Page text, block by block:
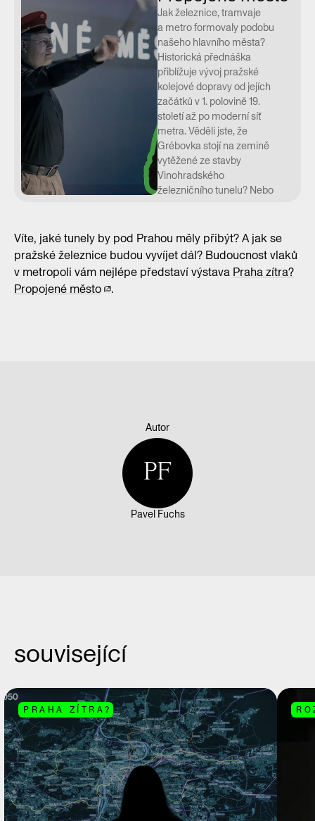
Jak železnice, tramvaje
a metro formovaly podobu
našeho hlavního města?
Historická přednáška
přiblížuje vývoj pražské
kolejové dopravy od jejích
začátků v 1. polovině 19.
století až po moderní síť
metra. Věděli jste, že
Grébovka stojí na zemině
vytěžené ze stavby
Vinohradského
železničního tunelu? Nebo
provází Marek Binko –
bývalý železničář
a současný specialista
koncepce dopravy z IPR
Víte, jaké tunely by pod Prahou měly přibýt? A jak se
pražské železnice budou vyvíjet dál? Budoucnost vlaků
v metropoli vám nejlépe představí výstava Praha zítra?
Propojené město
.
Autor
PF
Pavel Fuchs
související
PRAHA ZÍTRA?